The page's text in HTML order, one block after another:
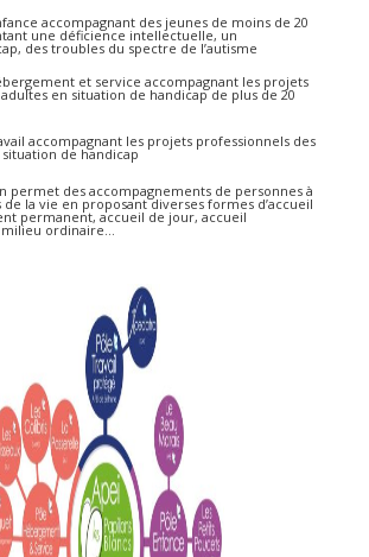
accompagnant des jeunes de moins de 20
une déficience intellectuelle, un
des troubles du spectre de l’autisme
et service accompagnant les projets
en situation de handicap de plus de 20
accompagnant les projets professionnels des
de handicap
permet des accompagnements de personnes à
de la vie en proposant diverses formes d’accueil
permanent, accueil de jour, accueil
ordinaire…